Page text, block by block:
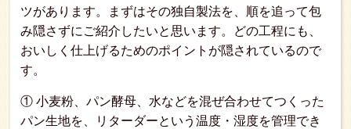
ツがあります。まずはその独自製法を、順を追って包
み隠さずにご紹介したいと思います。どの工程にも、
おいしく仕上げるためのポイントが隠されているので
す。
① 小麦粉、パン酵母、水などを混ぜ合わせてつくった
パン生地を、リターダーという温度・湿度を管理でき